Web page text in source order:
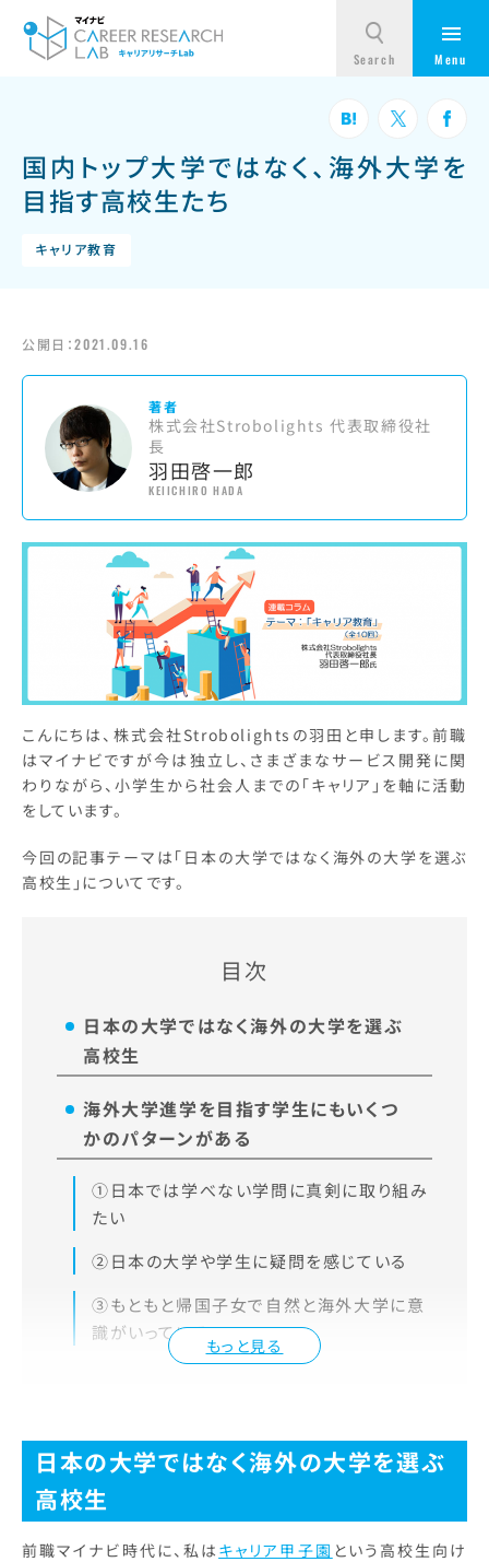
国内トップ大学ではなく、海外大学を
目指す高校生たち
キャリア教育
公開日：2021.09.16
著者
株式会社Strobolights 代表取締役社
長
羽田啓一郎
KEIICHIRO HADA
こんにちは、株式会社Strobolightsの羽田と申します。前職
はマイナビですが今は独立し、さまざまなサービス開発に関
わりながら、小学生から社会人までの「キャリア」を軸に活動
をしています。
今回の記事テーマは「日本の大学ではなく海外の大学を選ぶ
高校生」についてです。
目次
もっと見る
日本の大学ではなく海外の大学を選ぶ
高校生
海外大学進学を目指す学生にもいくつ
かのパターンがある
①日本では学べない学問に真剣に取り組み
たい
②日本の大学や学生に疑問を感じている
③もともと帰国子女で自然と海外大学に意
識がいっている
日本の大学ではなく海外の大学を選ぶ
高校生
前職マイナビ時代に、私は キャリア甲子園 という高校生向け